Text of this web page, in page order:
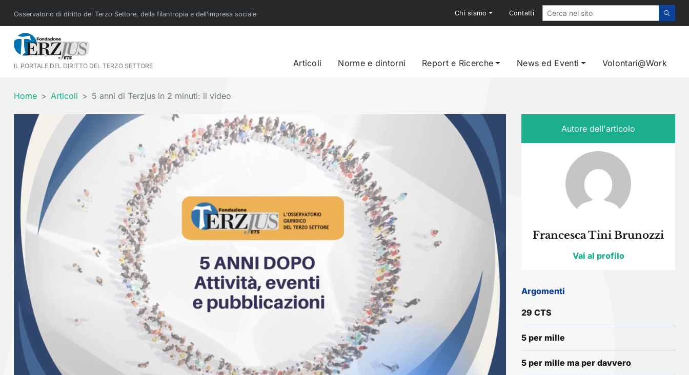
Osservatorio di diritto del Terzo Settore, della filantropia e dell’impresa sociale Chi siamo Contatti
IL PORTALE DEL DIRITTO DEL TERZO SETTORE Articoli Norme e dintorni Report e Ricerche News ed Eventi Volontari@Work
Home Articoli 5 anni di Terzjus in 2 minuti: il video
Autore dell'articolo
Francesca Tini Brunozzi
Vai al profilo
Argomenti
29 CTS
5 per mille
5 per mille ma per davvero